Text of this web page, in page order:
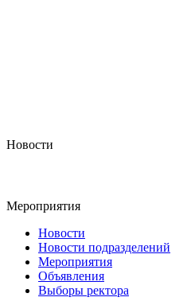
Новости
Мероприятия
Новости
Новости подразделений
Мероприятия
Объявления
Выборы ректора